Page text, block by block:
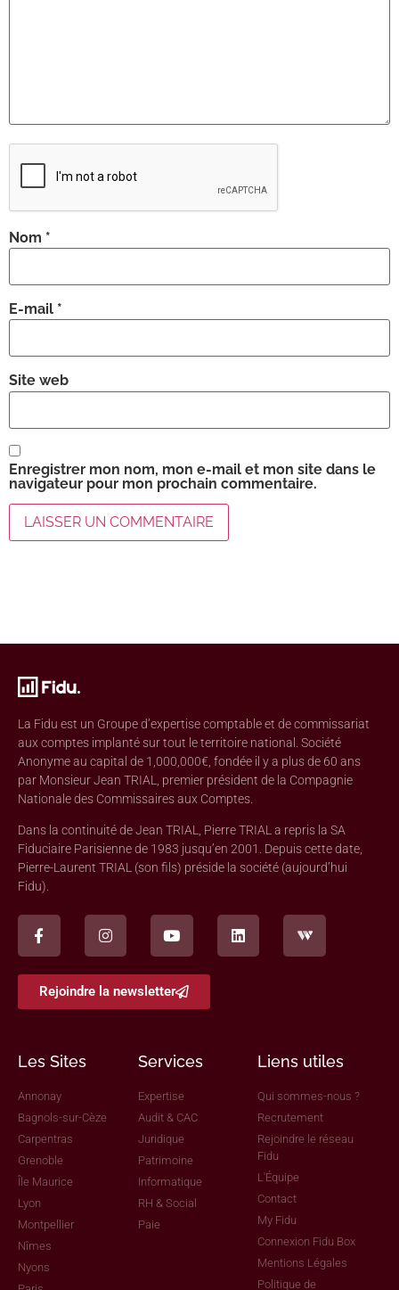
Nom *
E-mail *
Site web
Enregistrer mon nom, mon e-mail et mon site dans le
navigateur pour mon prochain commentaire.
La Fidu est un Groupe d’expertise comptable et de commissariat
aux comptes implanté sur tout le territoire national. Société
Anonyme au capital de 1,000,000€, fondée il y a plus de 60 ans
par Monsieur Jean TRIAL, premier président de la Compagnie
Nationale des Commissaires aux Comptes.
Dans la continuité de Jean TRIAL, Pierre TRIAL a repris la SA
Fiduciaire Parisienne de 1983 jusqu’en 2001. Depuis cette date,
Pierre-Laurent TRIAL (son fils) préside la société (aujourd’hui
Fidu).
Rejoindre la newsletter
Les Sites
Annonay
Bagnols-sur-Cèze
Carpentras
Grenoble
Île Maurice
Lyon
Montpellier
Nîmes
Nyons
Services
Expertise
Audit & CAC
Juridique
Patrimoine
Informatique
RH & Social
Paie
Liens utiles
Qui sommes-nous ?
Recrutement
Rejoindre le réseau
Fidu
L'Équipe
Contact
My Fidu
Connexion Fidu Box
Mentions Légales
Politique de